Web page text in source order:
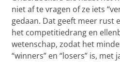
niet af te vragen of ze iets
gedaan. Dat geeft meer rust
het competitiedrang en
wetenschap, zodat het
“winners” en “losers” is, met